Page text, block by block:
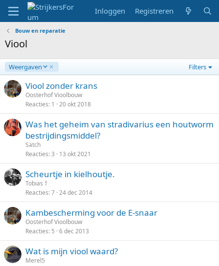
Inloggen Registreren
Bouw en reparatie
Viool
Weergaven
A
f
l
o
n
d
Filters
Viool zonder krans
Oosterhof Vioolbouw
Reacties 1 20 okt 2018
Was het geheim van stradivarius een houtworm
bestrijdingsmiddel?
Satch
Reacties 3 13 okt 2021
Scheurtje in kielhoutje.
Tobias †
Reacties 7 24 dec 2014
Kambescherming voor de E-snaar
Oosterhof Vioolbouw
Reacties 5 6 dec 2013
Wat is mijn viool waard?
Merel5